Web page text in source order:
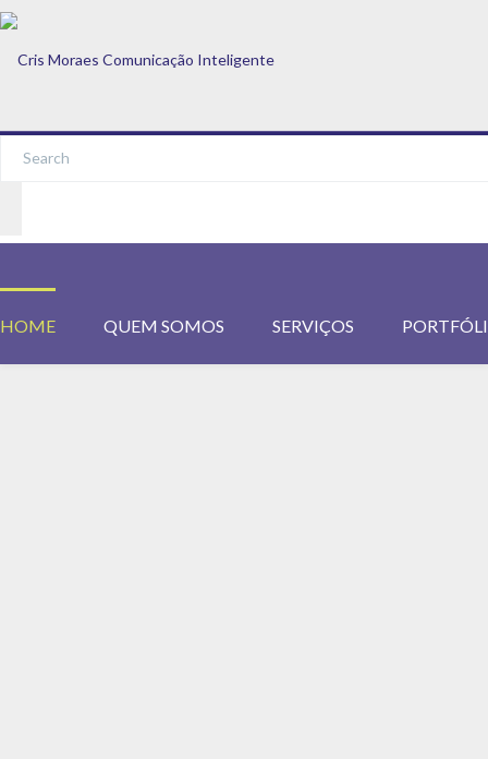
HOME QUEM SOMOS SERVIÇOS